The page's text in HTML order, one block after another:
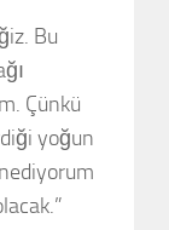
Bu
Çünkü
yoğun